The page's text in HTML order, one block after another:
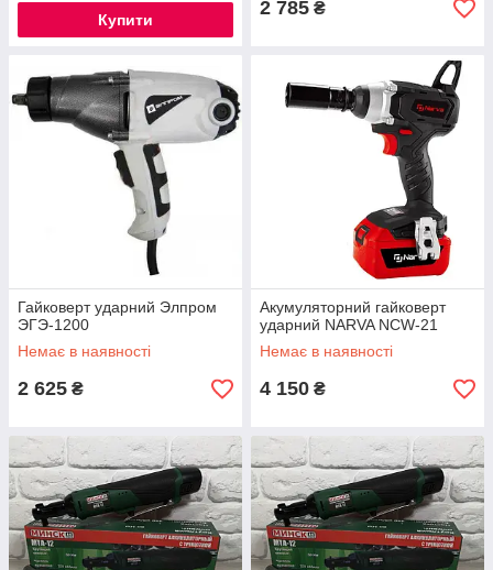
Купити
2 785 ₴
Гайковерт ударний Элпром
ЭГЭ-1200
Немає в наявності
2 625 ₴
Акумуляторний гайковерт
ударний NARVA NCW-21
Немає в наявності
4 150 ₴